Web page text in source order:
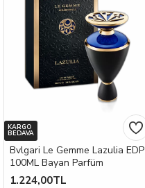
KARGO
BEDAVA
Bvlgari Le Gemme Lazulia EDP
100ML Bayan Parfüm
1.224,00TL